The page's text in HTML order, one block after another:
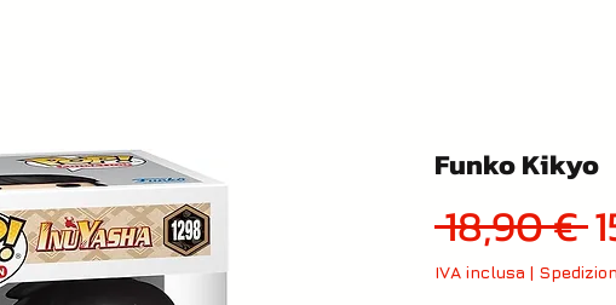
Funko Kikyo
18,90 €
IVA inclusa |